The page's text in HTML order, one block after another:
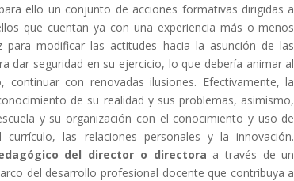
ello un conjunto de acciones formativas dirigidas a
que cuentan ya con una experiencia más o menos
modificar las actitudes hacia la asunción de las
dar seguridad en su ejercicio, lo que debería animar al
con renovadas ilusiones. Efectivamente, la
de su realidad y sus problemas, asimismo,
y su organización con el conocimiento y uso de
las relaciones personales y la innovación.
del director o directora a través de un
del desarrollo profesional docente que contribuya a